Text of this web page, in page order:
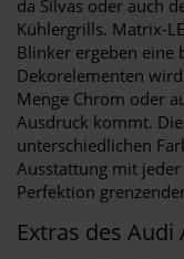
da Silvas oder auch
Kühlergrills. Matrix-
Blinker ergeben eine
Dekorelementen
Menge Chrom oder
Ausdruck kommt.
unterschiedlichen
Ausstattung mit
Perfektion
Extras des Audi